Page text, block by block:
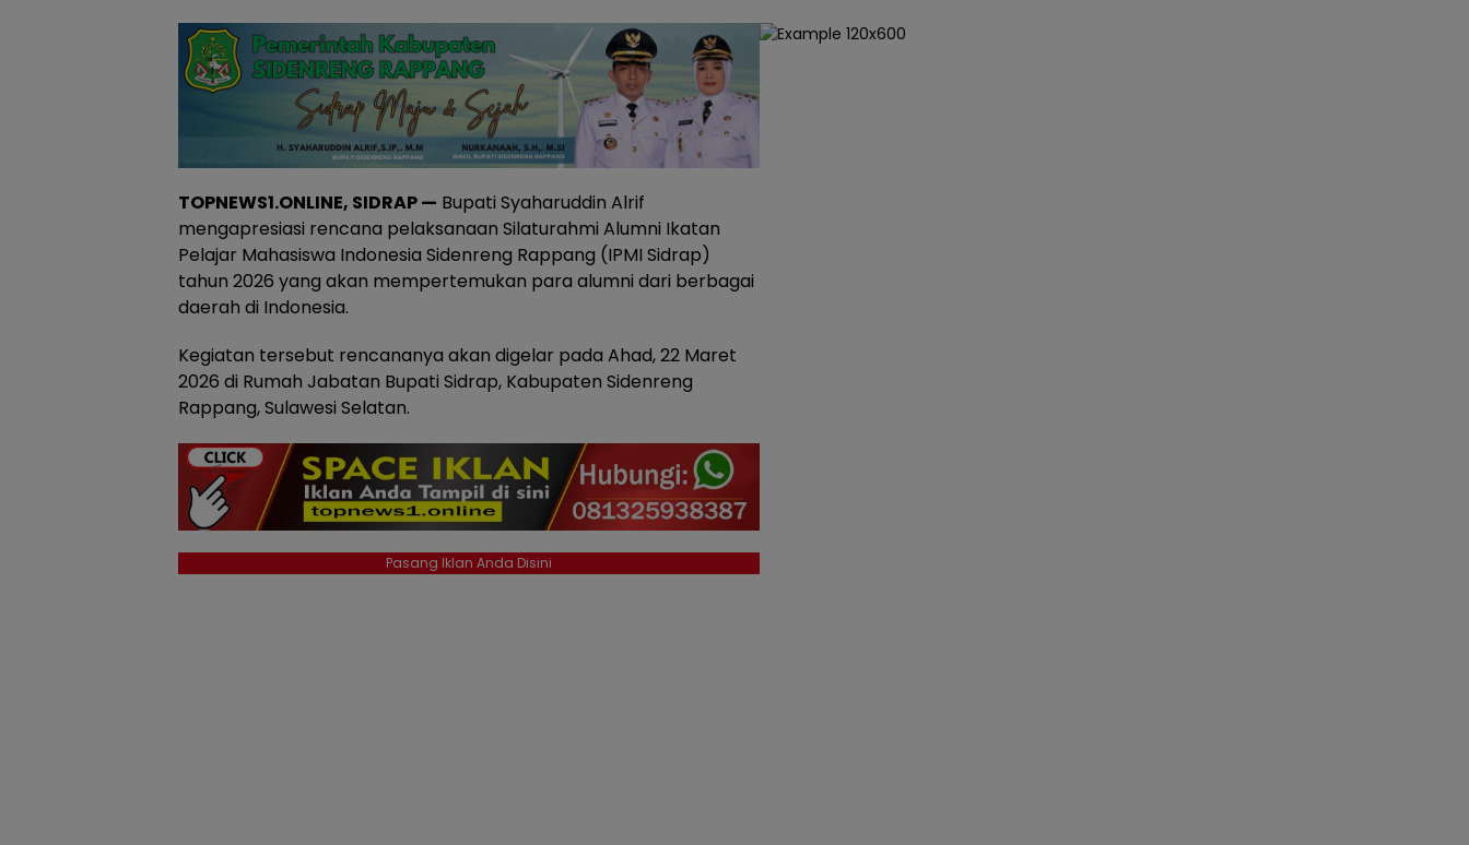
TOPNEWS1.ONLINE, SIDRAP — Bupati Syaharuddin Alrif
mengapresiasi rencana pelaksanaan Silaturahmi Alumni Ikatan
Pelajar Mahasiswa Indonesia Sidenreng Rappang (IPMI Sidrap)
tahun 2026 yang akan mempertemukan para alumni dari berbagai
daerah di Indonesia.
Kegiatan tersebut rencananya akan digelar pada Ahad, 22 Maret
2026 di Rumah Jabatan Bupati Sidrap, Kabupaten Sidenreng
Rappang, Sulawesi Selatan.
Pasang Iklan Anda Disini